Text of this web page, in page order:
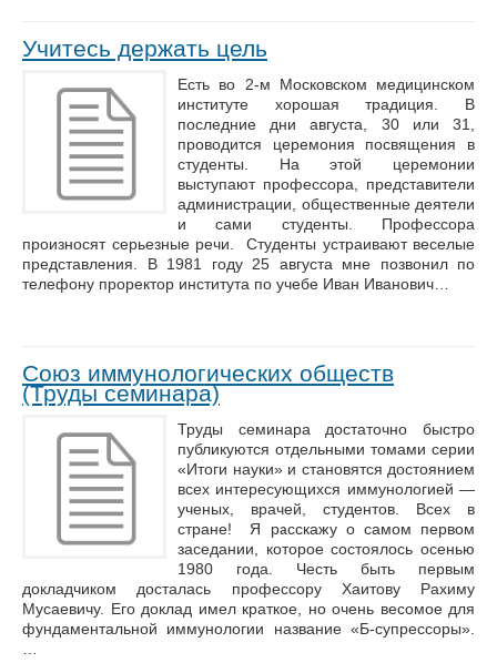
Учитесь держать цель
Есть во 2-м Московском медицинском
институте хорошая традиция. В
последние дни августа, 30 или 31,
проводится церемония посвящения в
студенты. На этой церемонии
выступают профессора, представители
администрации, общественные деятели
и сами студенты. Профессора
произносят серьезные речи. Студенты устраивают веселые
представления. В 1981 году 25 августа мне позвонил по
телефону проректор института по учебе Иван Иванович…
Союз иммунологических обществ
(Труды семинара)
Труды семинара достаточно быстро
публикуются отдельными томами серии
«Итоги науки» и становятся достоянием
всех интересующихся иммунологией —
ученых, врачей, студентов. Всех в
стране! Я расскажу о самом первом
заседании, которое состоялось осенью
1980 года. Честь быть первым
докладчиком досталась профессору Хаитову Рахиму
Мусаевичу. Его доклад имел краткое, но очень весомое для
фундаментальной иммунологии название «Б-супрессоры».